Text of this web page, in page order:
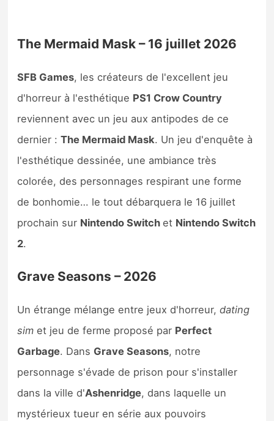
The Mermaid Mask – 16 juillet 2026
SFB Games, les créateurs de l'excellent jeu
d'horreur à l'esthétique PS1 Crow Country
reviennent avec un jeu aux antipodes de ce
dernier :The Mermaid Mask. Un jeu d'enquête à
l'esthétique dessinée, une ambiance très
colorée, des personnages respirant une forme
de bonhomie… le tout débarquera le 16 juillet
prochain sur Nintendo Switchet Nintendo Switch
2.
Grave Seasons – 2026
Un étrange mélange entre jeux d'horreur,dating
simet jeu de ferme proposé par Perfect
Garbage. Dans Grave Seasons, notre
personnage s'évade de prison pour s'installer
dans la ville d'Ashenridge, dans laquelle un
mystérieux tueur en série aux pouvoirs